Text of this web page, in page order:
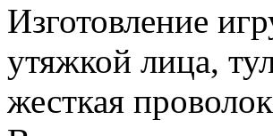
Изготовление
утяжкой лица,
жесткая